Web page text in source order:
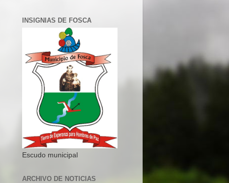
INSIGNIAS DE FOSCA
Escudo municipal
ARCHIVO DE NOTICIAS